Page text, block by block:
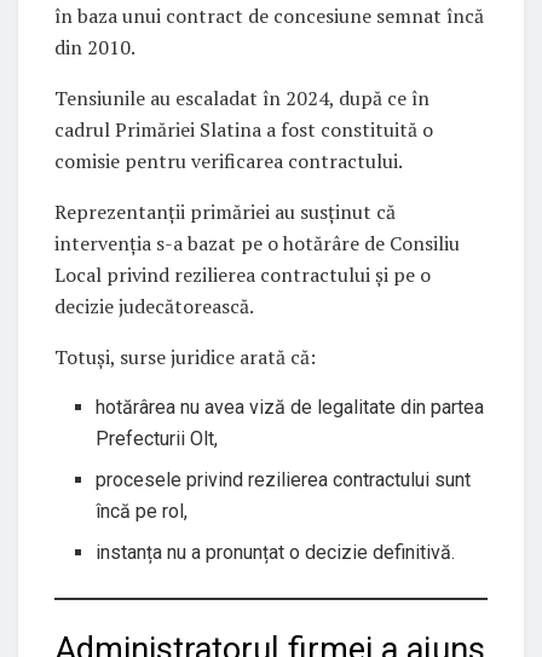
în baza unui contract de concesiune semnat încă
din 2010.
Tensiunile au escaladat în 2024, după ce în
cadrul Primăriei Slatina a fost constituită o
comisie pentru verificarea contractului.
Reprezentanții primăriei au susținut că
intervenția s-a bazat pe o hotărâre de Consiliu
Local privind rezilierea contractului și pe o
decizie judecătorească.
Totuși, surse juridice arată că:
hotărârea nu avea viză de legalitate din partea
Prefecturii Olt,
procesele privind rezilierea contractului sunt
încă pe rol,
instanța nu a pronunțat o decizie definitivă.